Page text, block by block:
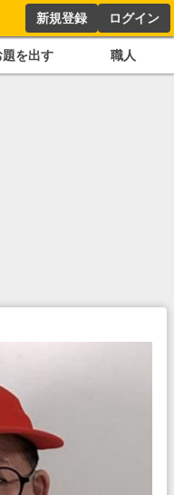
新規登録 ログイン
題を出す 職人